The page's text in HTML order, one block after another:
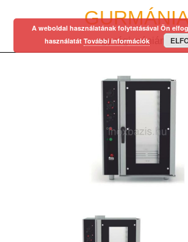
egy régi mániám…
A weboldal használatának folytatásával Ön
használatát További információk